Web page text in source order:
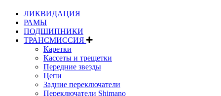
ЛИКВИДАЦИЯ
РАМЫ
ПОДШИПНИКИ
ТРАНСМИССИЯ
Каретки
Кассеты и трещетки
Передние звезды
Цепи
Задние переключатели
Переключатели Shimano